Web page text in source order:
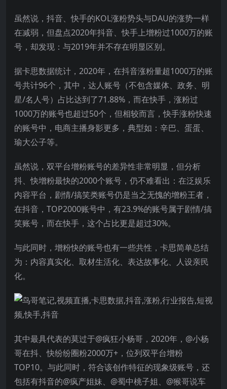
虽然说，抖音、快手的KOL涨粉势头与DAU的涨势一样
在减弱，但盘点2020年抖音、快手上增粉过1000万的账
号，却发现：与2019年并不存在明显区别。
据卡思数据统计，2020年，在抖音涨粉量超1000万的账
号共计96个，其中，达人账号（不包含媒体、政务、明
星/名人号）占比达到了71.88%，而在快手，涨粉过
1000万的账号也超过50个，但相较而言，快手涨粉快速
的账号中，电商主播身影更多，典型如：辛巴、蛋蛋、
瑜大公子等。
虽然说，双平台增粉账号的差异性非常明显，但分析
抖、快增粉最快的2000个账号，仍不难看出：在泛娱乐
内容平台，剧情/搞笑类账号仍是当之无愧的增粉王者，
在抖音，TOP2000账号中，有23.9%的账号属于剧情/搞
笑账号，而在快手，这个占比更是超过30%。
与此同时，增粉快的账号也有一些共性，卡思简单总结
为：内容真实化、取材生活化、表达故事化、人设亲民
化。
其中最具代表的莫过于@疯狂小杨哥，2020年，@小杨
哥在抖、快纷纷圈粉2000万+，位列双平台增粉
TOP10。与此同时，符合该创作特征的现象级账号，还
包括有抖音的@疯产姐妹、@蜀中桃子姐、@猴哥说车